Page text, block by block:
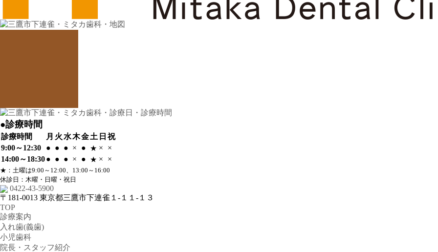
●診療時間
診療時間 月 火 水木金土 日 祝
9:00～12:30
● ● ● × ● ★ ×
×
14:00～18:30● ● ● × ● ★ × ×
★ ：土曜は9:00～12:00、13:00～16:00
休診日：木曜・日曜・祝日
0422-43-5900
〒181-0013 東京都三鷹市下連雀１-１１-１３
TOP
診療案内
入れ歯(義歯)
小児歯科
院長・スタッフ紹介